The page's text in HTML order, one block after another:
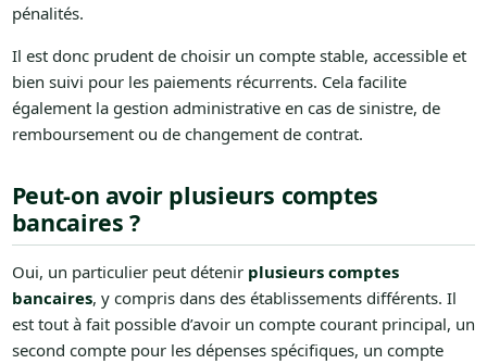
pénalités.
Il est donc prudent de choisir un compte stable, accessible et
bien suivi pour les paiements récurrents. Cela facilite
également la gestion administrative en cas de sinistre, de
remboursement ou de changement de contrat.
Peut-on avoir plusieurs comptes
bancaires ?
Oui, un particulier peut détenir plusieurs comptes
bancaires, y compris dans des établissements différents. Il
est tout à fait possible d’avoir un compte courant principal, un
second compte pour les dépenses spécifiques, un compte